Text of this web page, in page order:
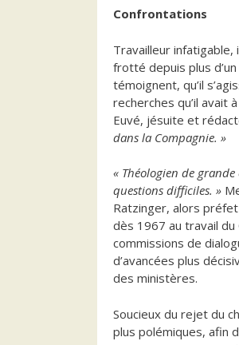
Confrontations
Travailleur
frotté depuis plus
témoignent, qu’il
recherches qu’il avait
Euvé, jésuite et
dans la Compagnie. »
« Théologien de
questions difficiles. »
Ratzinger, alors
dès 1967 au travail
commissions de
d’avancées plus
des ministères.
Soucieux du rejet du
plus polémiques, afin